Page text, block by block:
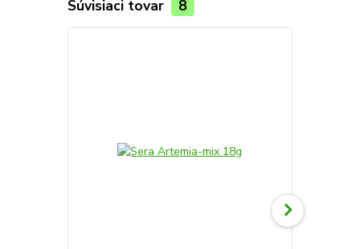
Súvisiaci tovar 8